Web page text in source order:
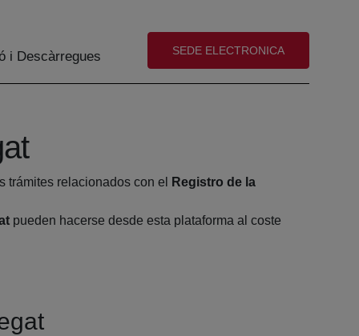
i Descàrregues (abre en nueva ventana)
SEDE ELECTRONICA
trámites relacionados con el
Registro de la
pueden hacerse desde esta plataforma al coste